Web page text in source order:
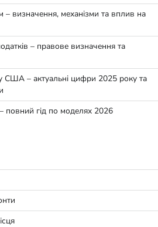
визначення, механізми та вплив на
– правове визначення та
США – актуальні цифри 2025 року та
повний гід по моделях 2026